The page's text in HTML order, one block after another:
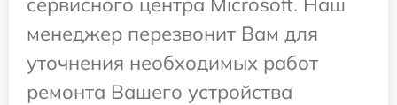
менеджер перезвонит Вам для
уточнения необходимых работ
ремонта Вашего устройства